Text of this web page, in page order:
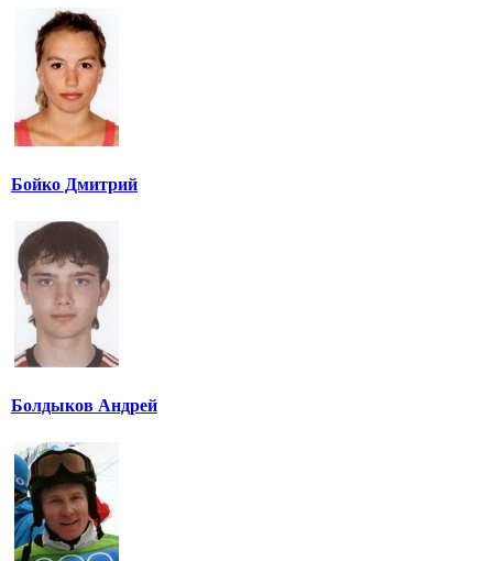
Бойко Дмитрий
Болдыков Андрей